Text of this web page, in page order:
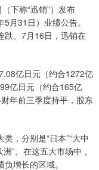
下称“迅销”）发布
月31日）业绩公告。
跌。7月16日，迅销在
亿日元（约合1272亿
亿日元（约合165亿
年前三季度持平，股东
，分别是“日本”“大中
”。在这五大市场中，
增长的区域。